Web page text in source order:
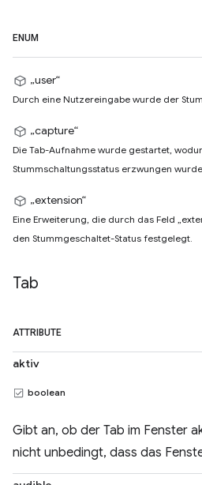
ENUM
„user“
Durch eine Nutzereingabe wurde der
„capture“
Die Tab-Aufnahme wurde gestartet,
Stummschaltungsstatus erzwungen
„extension“
Eine Erweiterung, die durch das Feld
den Stummgeschaltet-Status festgelegt.
Tab
ATTRIBUTE
aktiv
boolean
Gibt an, ob der Tab im Fenster
nicht unbedingt, dass das